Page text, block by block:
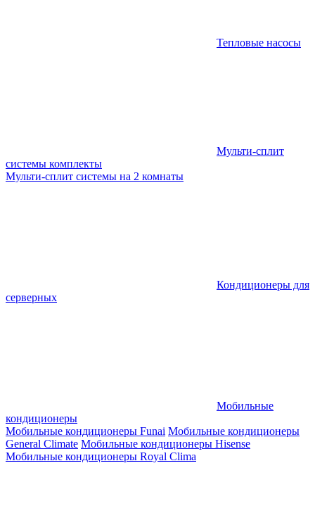
Тепловые насосы
Мульти-сплит
системы комплекты
Мульти-сплит системы на 2 комнаты
Кондиционеры для
серверных
Мобильные
кондиционеры
Мобильные кондиционеры Funai Мобильные кондиционеры
General Climate Мобильные кондиционеры Hisense
Мобильные кондиционеры Royal Clima